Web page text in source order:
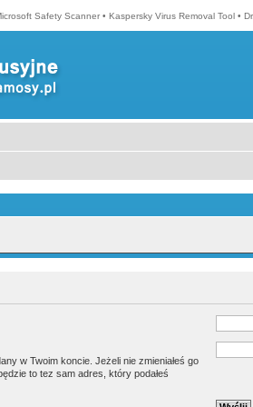
Safety Scanner • Kaspersky Virus Removal Tool •
w Twoim koncie. Jeżeli nie zmieniałeś go
to tez sam adres, który podałeś